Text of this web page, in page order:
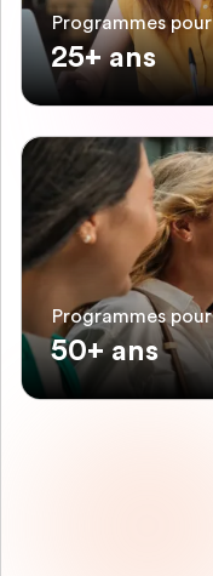
Programmes pour
25+ ans
Programmes pour
50+ ans